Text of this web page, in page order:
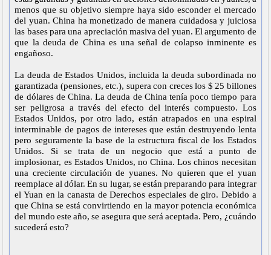
menos que su objetivo siempre haya sido esconder el mercado
del yuan. China ha monetizado de manera cuidadosa y juiciosa
las bases para una apreciación masiva del yuan. El argumento de
que la deuda de China es una señal de colapso inminente es
engañoso.
La deuda de Estados Unidos, incluida la deuda subordinada no
garantizada (pensiones, etc.), supera con creces los $ 25 billones
de dólares de China. La deuda de China tenía poco tiempo para
ser peligrosa a través del efecto del interés compuesto. Los
Estados Unidos, por otro lado, están atrapados en una espiral
interminable de pagos de intereses que están destruyendo lenta
pero seguramente la base de la estructura fiscal de los Estados
Unidos. Si se trata de un negocio que está a punto de
implosionar, es Estados Unidos, no China. Los chinos necesitan
una creciente circulación de yuanes. No quieren que el yuan
reemplace al dólar. En su lugar, se están preparando para integrar
el Yuan en la canasta de Derechos especiales de giro. Debido a
que China se está convirtiendo en la mayor potencia económica
del mundo este año, se asegura que será aceptada. Pero, ¿cuándo
sucederá esto?